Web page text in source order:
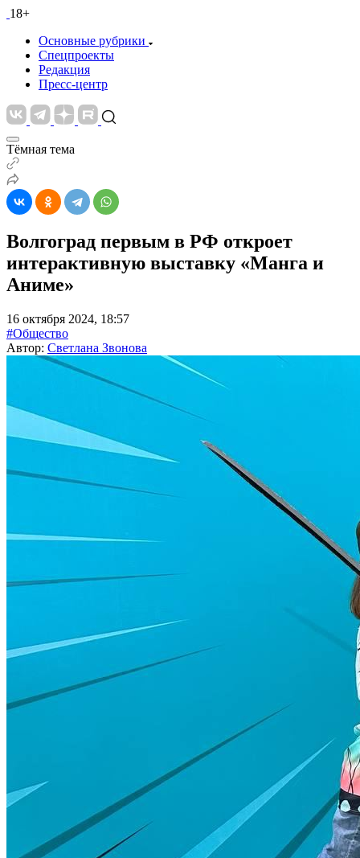
18+
Основные рубрики
Спецпроекты
Редакция
Пресс-центр
Тёмная тема
Волгоград первым в РФ откроет
интерактивную выставку «Манга и
Аниме»
16 октября 2024, 18:57
#Общество
Автор: Светлана Звонова